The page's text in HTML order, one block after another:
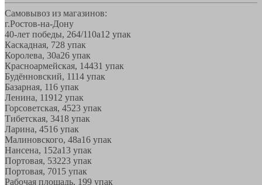
Самовывоз из магазинов:
г.Ростов-на-Дону
40-лет победы, 264/110а12 упак
Каскадная, 728 упак
Королева, 30а26 упак
Красноармейская, 14431 упак
Будённовский, 1114 упак
Базарная, 116 упак
Ленина, 11912 упак
Горсоветская, 4523 упак
Тибетская, 3418 упак
Ларина, 4516 упак
Малиновского, 48а16 упак
Нансена, 152а13 упак
Портовая, 53223 упак
Портовая, 7015 упак
Рабочая площадь, 199 упак